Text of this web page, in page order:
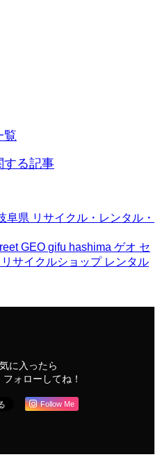
覧
する記事
阜県 リサイクル・レンタル・
GEO gifu hashima ゲオ セ
リサイクルショップ レンタル
に入ったら
ォローしてね！
Follow Me